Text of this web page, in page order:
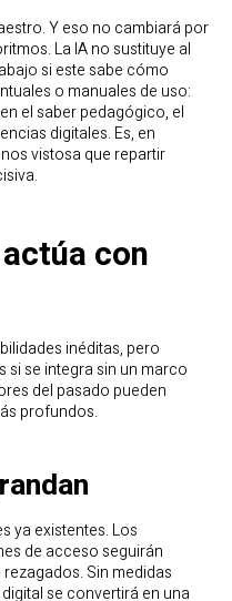
Y eso no cambiará por
La IA no sustituye al
si este sabe cómo
o manuales de uso:
el saber pedagógico, el
digitales. Es, en
vistosa que repartir
con
inéditas, pero
si se integra sin un marco
del pasado pueden
profundos.
ya existentes. Los
de acceso seguirán
Sin medidas
se convertirá en una